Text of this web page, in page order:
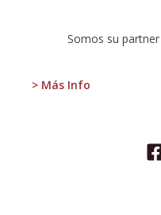
Somos su
> Más Info
de